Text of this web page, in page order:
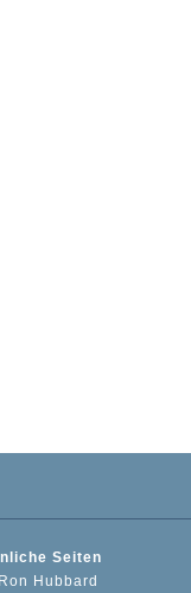
Seiten
Hubbard